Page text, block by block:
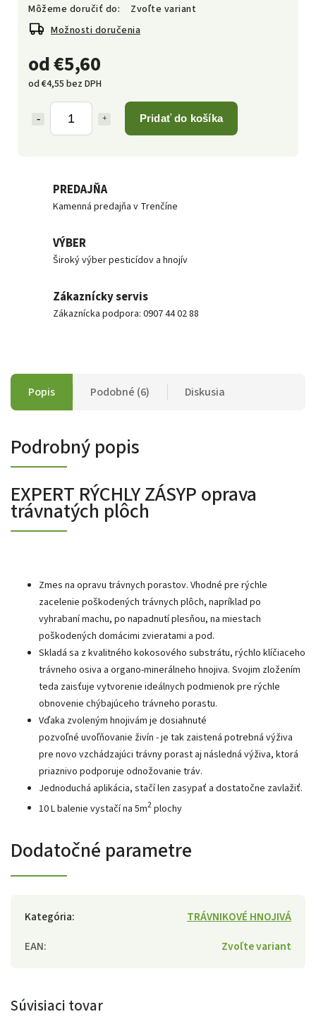
od€5,60
od€4,55 bez DPH
Pridať do košíka
Môžeme doručiť do:
Zvoľte variant
Možnosti doručenia
PREDAJŇA
Kamenná predajňa v Trenčíne
VÝBER
Široký výber pesticídov a hnojív
Zákaznícky servis
Zákaznícka podpora: 0907 44 02 88
Popis Podobné (6) Diskusia
Podrobný popis
EXPERT RÝCHLY ZÁSYP oprava
trávnatých plôch
Zmes na opravu trávnych porastov. Vhodné pre rýchle
zacelenie poškodených trávnych plôch, napríklad po
vyhrabaní machu, po napadnutí plesňou, na miestach
poškodených domácimi zvieratami a pod.
Skladá sa z kvalitného kokosového substrátu, rýchlo klíčiaceho
trávneho osiva a organo-minerálneho hnojiva. Svojim zložením
teda zaisťuje vytvorenie ideálnych podmienok pre rýchle
obnovenie chýbajúceho trávneho porastu.
Vďaka zvoleným hnojivám je dosiahnuté
pozvoľné uvoľňovanie živín - je tak zaistená potrebná výživa
pre novo vzchádzajúci trávny porast aj následná výživa, ktorá
priaznivo podporuje odnožovanie tráv.
Jednoduchá aplikácia, stačí len zasypať a dostatočne zavlažiť.
10 L balenie vystačí na 5m2plochy
Dodatočné parametre
Kategória:
TRÁVNIKOVÉ HNOJIVÁ
EAN: Zvoľte variant
Súvisiaci tovar